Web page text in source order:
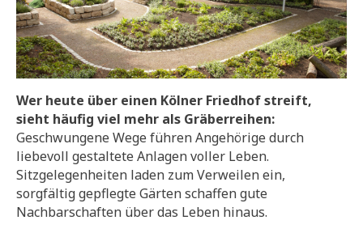
Wer heute über einen Kölner Friedhof streift,
sieht häufig viel mehr als Gräberreihen:
Geschwungene Wege führen Angehörige durch
liebevoll gestaltete Anlagen voller Leben.
Sitzgelegenheiten laden zum Verweilen ein,
sorgfältig gepflegte Gärten schaffen gute
Nachbarschaften über das Leben hinaus.